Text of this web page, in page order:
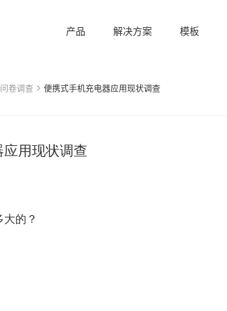
产品 解决方案 模板
问卷调查 便携式手机充电器应用现状调查